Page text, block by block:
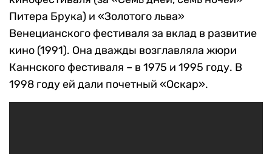
Питера Брука) и «Золотого льва»
Венецианского фестиваля за вклад в развитие
кино (1991). Она дважды возглавляла жюри
Каннского фестиваля – в 1975 и 1995 году. В
1998 году ей дали почетный «Оскар».